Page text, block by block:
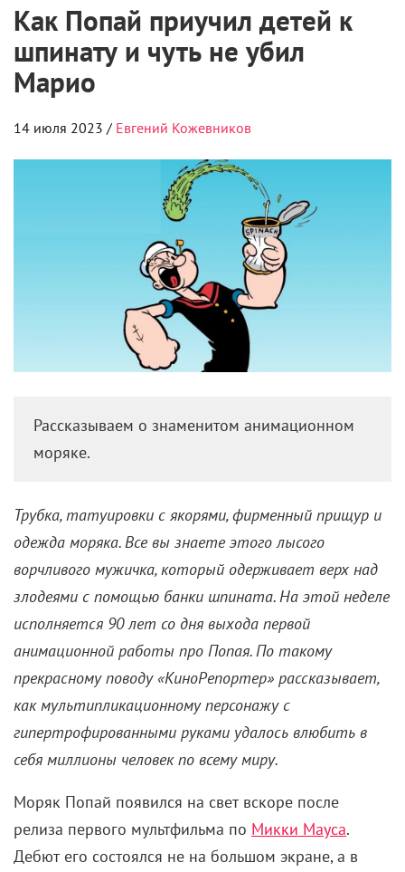
Как Попай приучил детей к
шпинату и чуть не убил
Марио
14 июля 2023 / Евгений Кожевников
Рассказываем о знаменитом анимационном
моряке.
Трубка, татуировки с якорями, фирменный прищур и
одежда моряка. Все вы знаете этого лысого
ворчливого мужичка, который одерживает верх над
злодеями с помощью банки шпината. На этой неделе
исполняется 90 лет со дня выхода первой
анимационной работы про Попая. По такому
прекрасному поводу «КиноРепортер» рассказывает,
как мультипликационному персонажу с
гипертрофированными руками удалось влюбить в
себя миллионы человек по всему миру.
Моряк Попай появился на свет вскоре после
релиза первого мультфильма по Микки Мауса.
Дебют его состоялся не на большом экране, а в